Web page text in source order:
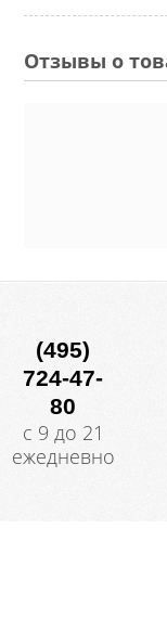
Отзывы о
(495)
724-47-
80
с 9 до 21
ежедневно